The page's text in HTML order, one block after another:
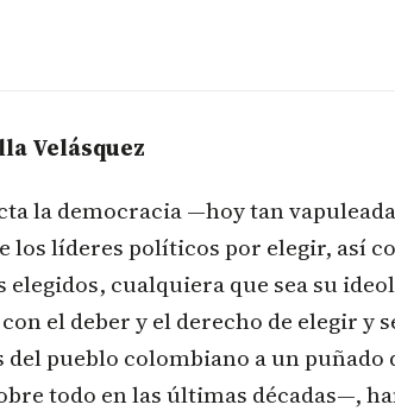
Velásquez
la democracia —hoy tan
los líderes políticos por elegir, así
cualquiera que sea su
el deber y el derecho de elegir y
pueblo colombiano a un puñado
todo en las últimas décadas—,